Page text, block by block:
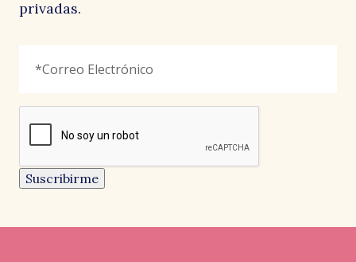
señala
campo
un
campo
de
debe
Electrónico *
reCAPTCHA
Suscribirme
privadas.